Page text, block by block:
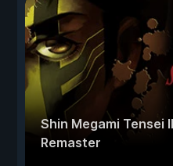
Shin Megami Tensei
Remaster